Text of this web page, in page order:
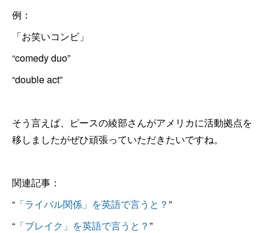
例：
「お笑いコンビ」
“comedy duo”
“double act”
そう言えば、ピースの綾部さんがアメリカに活動拠点を
移しましたがぜひ頑張っていただきたいですね。
関連記事：
“ 「ライバル関係」を英語で言うと？”
“ 「ブレイク」を英語で言うと？”